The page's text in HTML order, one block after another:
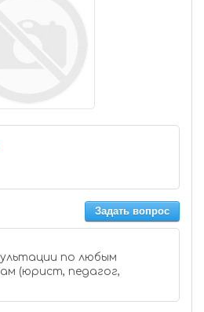
Задать вопрос
по любым
(юрист, педагог,